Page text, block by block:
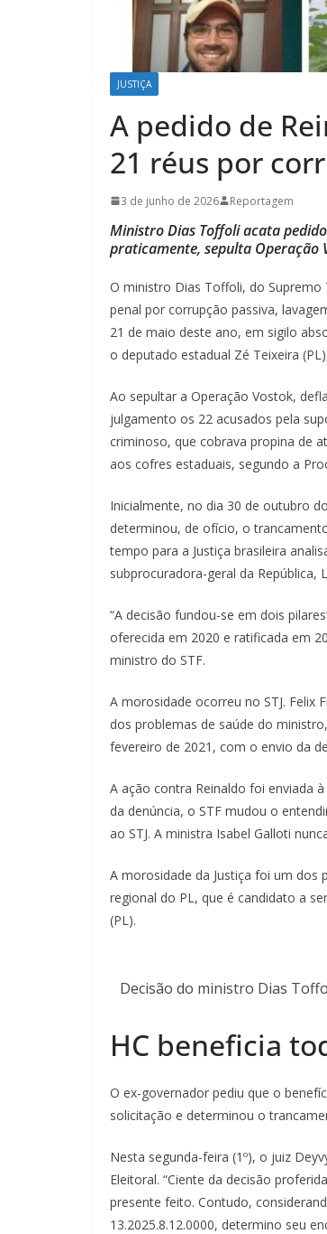
JUSTIÇA
A pedido de
21 réus por
3 de junho de 2026 Reportagem
Ministro Dias Toffoli acata
praticamente, sepulta Operação
O ministro Dias Toffoli, do Supremo
penal por corrupção passiva,
21 de maio deste ano, em sigilo
o deputado estadual Zé Teixeira
Ao sepultar a Operação Vostok,
julgamento os 22 acusados pela
criminoso, que cobrava propina de
aos cofres estaduais, segundo a
Inicialmente, no dia 30 de outubro
determinou, de ofício, o
tempo para a Justiça brasileira
subprocuradora-geral da República,
“A decisão fundou-se em dois
oferecida em 2020 e ratificada em
ministro do STF.
A morosidade ocorreu no STJ. Felix
dos problemas de saúde do
fevereiro de 2021, com o envio da
A ação contra Reinaldo foi enviada
da denúncia, o STF mudou o
ao STJ. A ministra Isabel Galloti
A morosidade da Justiça foi um
regional do PL, que é candidato a
(PL).
Decisão do ministro Dias
HC beneficia
O ex-governador pediu que o
solicitação e determinou o
Nesta segunda-feira (1º), o juiz
Eleitoral. “Ciente da decisão
presente feito. Contudo,
13.2025.8.12.0000, determino seu